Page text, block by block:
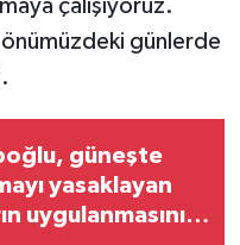
çalışıyoruz.
günlerde
güneşte
yasaklayan
uygulanmasını